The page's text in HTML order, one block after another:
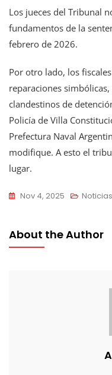
Los jueces del Tribunal
fundamentos de la
febrero de 2026.
Por otro lado, los
reparaciones
clandestinos de
Policía de Villa
Prefectura Naval
modifique. A esto el
lugar.
Nov 4, 2025 Noticias
About the Author